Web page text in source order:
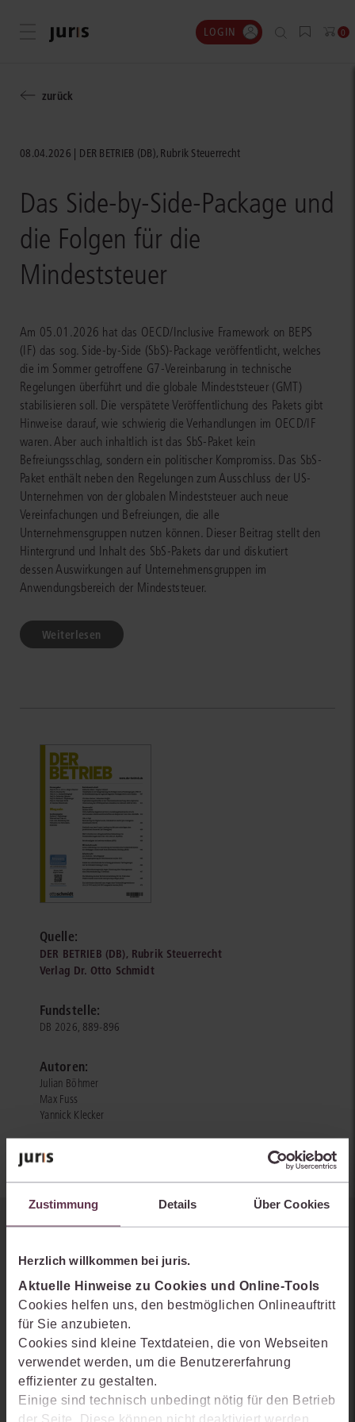
Zustimmung Details Über Cookies
Herzlich willkommen bei juris.
Aktuelle Hinweise zu Cookies und Online-Tools
Cookies helfen uns, den bestmöglichen Onlineauftritt
für Sie anzubieten.
Cookies sind kleine Textdateien, die von Webseiten
verwendet werden, um die Benutzererfahrung
effizienter zu gestalten.
Einige sind technisch unbedingt nötig für den Betrieb
der Seite. Diese können nicht deaktiviert werden.
Menü öffnen LOGIN 0
zurück
08.04.2026 DER BETRIEB (DB), Rubrik Steuerrecht
Das Side-by-Side-Package und
die Folgen für die
Mindeststeuer
Am 05.01.2026 hat das OECD/Inclusive Framework on BEPS
(IF) das sog. Side-by-Side (SbS)-Package veröffentlicht, welches
die im Sommer getroffene G7-Vereinbarung in technische
Regelungen überführt und die globale Mindeststeuer (GMT)
stabilisieren soll. Die verspätete Veröffentlichung des Pakets gibt
Hinweise darauf, wie schwierig die Verhandlungen im OECD/IF
waren. Aber auch inhaltlich ist das SbS-Paket kein
Befreiungsschlag, sondern ein politischer Kompromiss. Das SbS-
Paket enthält neben den Regelungen zum Ausschluss der US-
Unternehmen von der globalen Mindeststeuer auch neue
Vereinfachungen und Befreiungen, die alle
Unternehmensgruppen nutzen können. Dieser Beitrag stellt den
Hintergrund und Inhalt des SbS-Pakets dar und diskutiert
dessen Auswirkungen auf Unternehmensgruppen im
Anwendungsbereich der Mindeststeuer.
Weiterlesen
Quelle:
DER BETRIEB (DB), Rubrik Steuerrecht
Verlag Dr. Otto Schmidt
Fundstelle:
DB 2026, 889-896
Autoren:
Julian Böhmer
Max Fuss
Yannick Klecker
Praxiswissensmanagement der Zukunft gestaltet, welche
Möglichkeiten Ihnen das juris Portal bietet und wie mit juris Ihre
Arbeitsprozesse einfacher und effizienter werden.